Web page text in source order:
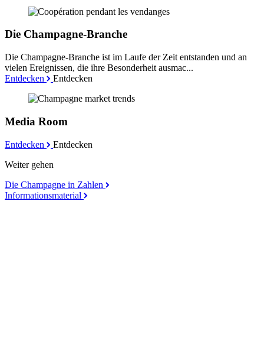
Die Champagne-Branche
Die Champagne-Branche ist im Laufe der Zeit entstanden und an
vielen Ereignissen, die ihre Besonderheit ausmac...
Entdecken
Entdecken
Media Room
Entdecken
Entdecken
Weiter gehen
Die Champagne in Zahlen
Informationsmaterial